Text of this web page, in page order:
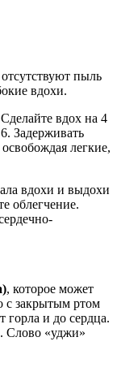
пыль
вдохи.
вдох на 4
Задерживать
легкие,
вдохи и выдохи
облегчение.
, которое может
с закрытым ртом
горла и до сердца.
Слово «уджи»